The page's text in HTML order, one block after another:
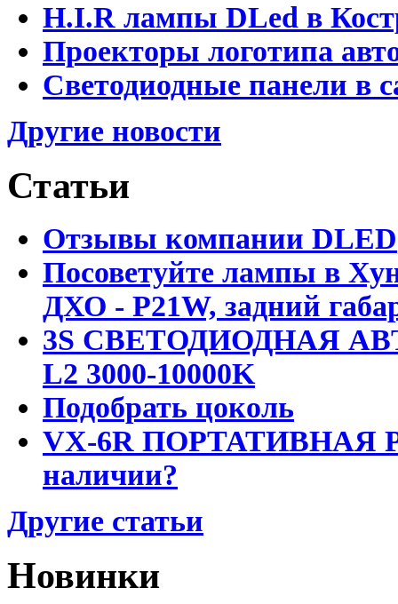
H.I.R лампы DLed в
Проекторы логотипа
Светодиодные панели в
Другие новости
Статьи
Отзывы компании DLED
Посоветуйте лампы в
ДХО - P21W, задний
3S СВЕТОДИОДНАЯ
L2 3000-10000K
Подобрать цоколь
VX-6R ПОРТАТИВНАЯ
наличии?
Другие статьи
Новинки